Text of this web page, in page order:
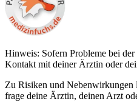
Hinweis: Sofern Probleme bei
Kontakt mit deiner Ärztin oder
Zu Risiken und Nebenwirkungen
frage deine Ärztin, deinen Arzt